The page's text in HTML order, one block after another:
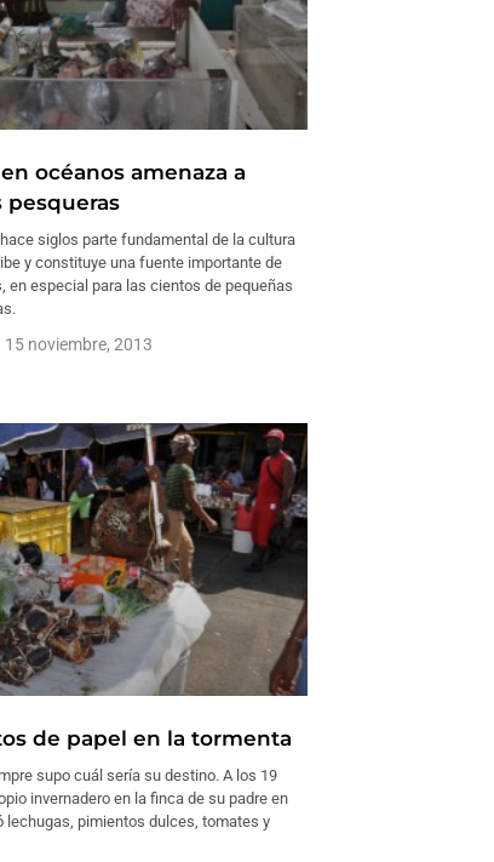
océanos amenaza a
siglos parte fundamental de la cultura
y constituye una fuente importante de
en especial para las cientos de pequeñas
15 noviembre, 2013
de papel en la tormenta
supo cuál sería su destino. A los 19
invernadero en la finca de su padre en
lechugas, pimientos dulces, tomates y